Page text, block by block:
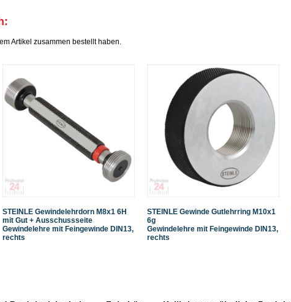
Artikel zusammen bestellt haben.
STEINLE Gewindelehrdorn M8x1 6H
mit Gut + Ausschussseite
Gewindelehre mit Feingewinde DIN13,
rechts
STEINLE Gewinde Gutlehrring M10x1
6g
Gewindelehre mit Feingewinde DIN13,
rechts